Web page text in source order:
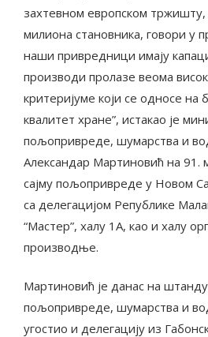
захтевном европском тржишту,
милиона становника, говори у
наши привредници имају
производи пролазе веома
критеријуме који се односе на
квалитет хране”, истакао је
пољопривреде, шумарства и
Александар Мартиновић на 91.
сајму пољопривреде у Новом
са делегацијом Републике
“Мастер”, халу 1А, као и халу
производње.
Мартиновић је данас на
пољопривреде, шумарства и
угостио и делегацију из